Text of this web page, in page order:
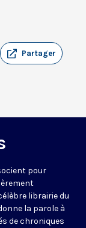
Partager
pour
librairie du
la parole à
de chroniques